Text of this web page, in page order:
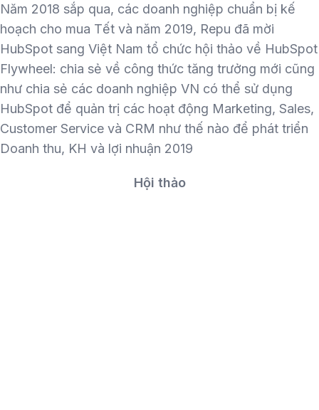
Năm 2018 sắp qua, các doanh nghiệp chuẩn bị kế
hoạch cho mua Tết và năm 2019, Repu đã mời
HubSpot sang Việt Nam tổ chức hội thảo về HubSpot
Flywheel: chia sẻ về công thức tăng trưởng mới cũng
như chia sẻ các doanh nghiệp VN có thể sử dụng
HubSpot để quản trị các hoạt động Marketing, Sales,
Customer Service và CRM như thế nào để phát triển
Doanh thu, KH và lợi nhuận 2019
Hội thảo